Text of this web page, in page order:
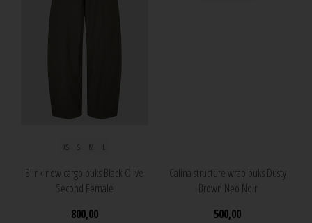
XS S M L
Blink new cargo buks Black Olive
Second Female
800,00
Calina structure wrap buks Dusty
Brown Neo Noir
500,00